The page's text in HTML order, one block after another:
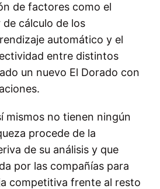
de factores como el
cálculo de los
automático y el
entre distintos
un nuevo El Dorado con
mismos no tienen ningún
procede de la
de su análisis y que
por las compañías para
competitiva frente al resto